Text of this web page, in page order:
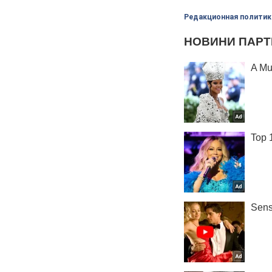
Редакционная